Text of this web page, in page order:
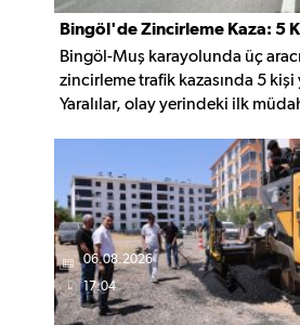
Bingöl'de Zincirleme Kaza: 5
Yaralandı
Bingöl-Muş karayolunda üç
zincirleme trafik kazasında 5 kişi
Yaralılar, olay yerindeki ilk
06.08.2026
17:04